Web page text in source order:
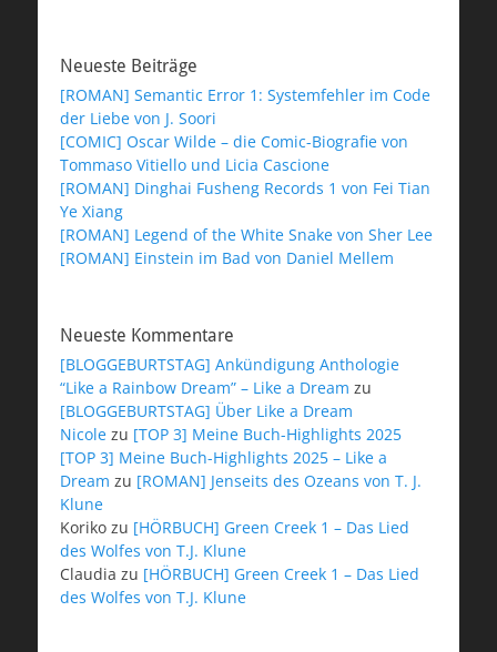
Neueste Beiträge
[ROMAN] Semantic Error 1: Systemfehler im Code
der Liebe von J. Soori
[COMIC] Oscar Wilde – die Comic-Biografie von
Tommaso Vitiello und Licia Cascione
[ROMAN] Dinghai Fusheng Records 1 von Fei Tian
Ye Xiang
[ROMAN] Legend of the White Snake von Sher Lee
[ROMAN] Einstein im Bad von Daniel Mellem
Neueste Kommentare
[BLOGGEBURTSTAG] Ankündigung Anthologie
“Like a Rainbow Dream” – Like a Dream zu
[BLOGGEBURTSTAG] Über Like a Dream
Nicole zu [TOP 3] Meine Buch-Highlights 2025
[TOP 3] Meine Buch-Highlights 2025 – Like a
Dream zu [ROMAN] Jenseits des Ozeans von T. J.
Klune
Koriko zu [HÖRBUCH] Green Creek 1 – Das Lied
des Wolfes von T.J. Klune
Claudia zu [HÖRBUCH] Green Creek 1 – Das Lied
des Wolfes von T.J. Klune